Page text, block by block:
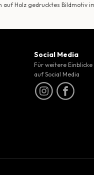
Holz gedrucktes
Social Media
Für weitere
auf Social Media